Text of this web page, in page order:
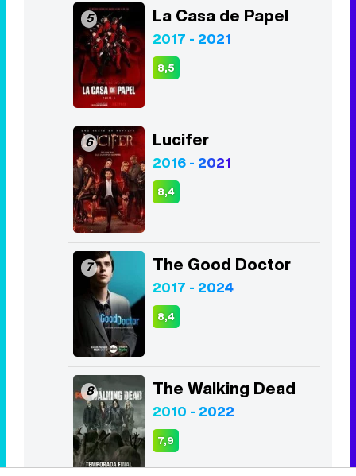
6 Lucifer
2016 - 2021
8,4
7 The Good Doctor
2017 - 2024
8,4
8 The Walking Dead
2010 - 2022
7,9
9 Los Bridgerton
2020 - Act
8,2